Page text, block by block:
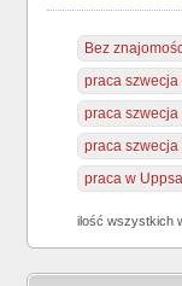
Bez
praca
praca
praca
praca w
ilość wszystkich